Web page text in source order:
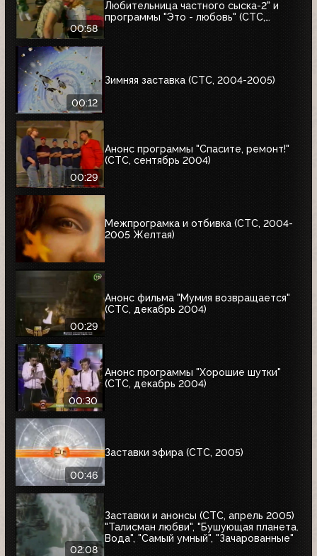
00:58
Любительница частного сыска-2" и
программы "Это - любовь" (СТС,
00:12
Зимняя заставка (СТС, 2004-2005)
00:29
Анонс программы "Спасите, ремонт!"
(СТС, сентябрь 2004)
Межпрограмка и отбивка (СТС, 2004-
2005 Желтая)
00:29
Анонс фильма "Мумия возвращается"
(СТС, декабрь 2004)
00:30
Анонс программы "Хорошие шутки"
(СТС, декабрь 2004)
00:46
Заставки эфира (СТС, 2005)
02:08
Заставки и анонсы (СТС, апрель 2005)
"Талисман любви", "Бушующая планета.
Вода", "Самый умный", "Зачарованные"